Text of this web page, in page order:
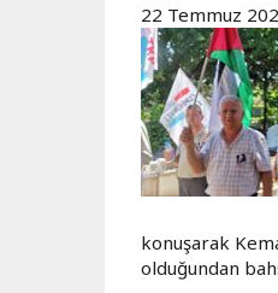
22 Temmuz
konuşarak
olduğundan